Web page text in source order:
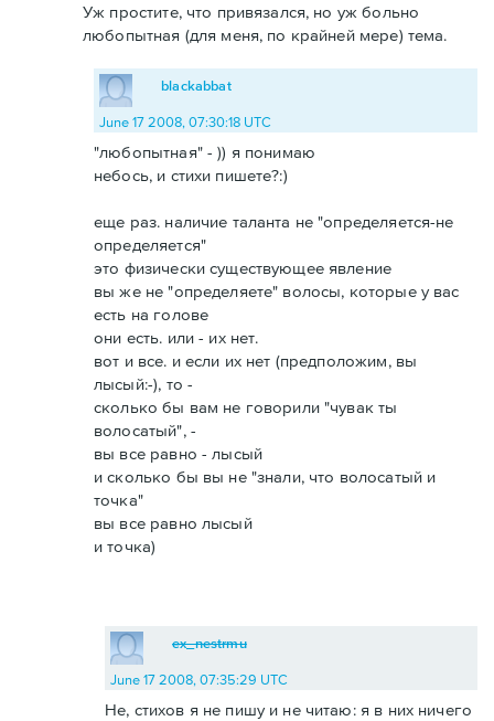
Уж простите, что привязался, но уж больно
любопытная (для меня, по крайней мере) тема.
blackabbat
June 17 2008, 07:30:18 UTC
"любопытная" - )) я понимаю
небось, и стихи пишете?:)
еще раз. наличие таланта не "определяется-не
определяется"
это физически существующее явление
вы же не "определяете" волосы, которые у вас
есть на голове
они есть. или - их нет.
вот и все. и если их нет (предположим, вы
лысый:-), то -
сколько бы вам не говорили "чувак ты
волосатый", -
вы все равно - лысый
и сколько бы вы не "знали, что волосатый и
точка"
вы все равно лысый
и точка)
ex_nestrmu
June 17 2008, 07:35:29 UTC
Не, стихов я не пишу и не читаю: я в них ничего